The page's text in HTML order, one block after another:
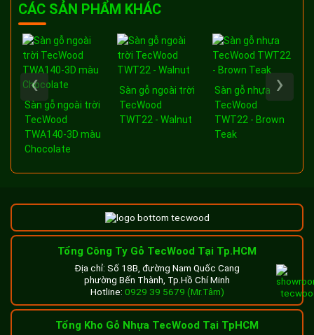
CÁC SẢN PHẨM KHÁC
Sàn gỗ ngoài trời
TecWood
TWA140-3D màu
Chocolate
Sàn gỗ ngoài trời
TecWood
TWT22 - Walnut
Sàn gỗ nhựa
TecWood
TWT22 - Brown
Teak
‹ ›
Tổng Công Ty Gỗ TecWood Tại Tp.HCM
Địa chỉ: Số 18B, đường Nam Quốc Cang
phường Bến Thành, Tp.Hồ Chí Minh
Hotline: 0929 39 5679 (Mr.Tâm)
Tổng Kho Gỗ Nhựa TecWood Tại TpHCM